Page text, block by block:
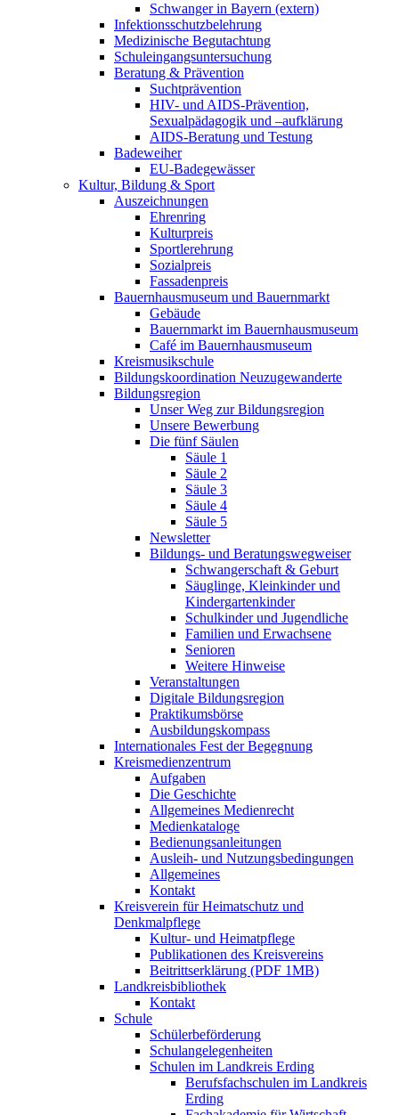
Schwanger in Bayern (extern)
Infektionsschutzbelehrung
Medizinische Begutachtung
Schuleingangsuntersuchung
Beratung & Prävention
Suchtprävention
HIV- und AIDS-Prävention,
Sexualpädagogik und –aufklärung
AIDS-Beratung und Testung
Badeweiher
EU-Badegewässer
Kultur, Bildung & Sport
Auszeichnungen
Ehrenring
Kulturpreis
Sportlerehrung
Sozialpreis
Fassadenpreis
Bauernhausmuseum und Bauernmarkt
Gebäude
Bauernmarkt im Bauernhausmuseum
Café im Bauernhausmuseum
Kreismusikschule
Bildungskoordination Neuzugewanderte
Bildungsregion
Unser Weg zur Bildungsregion
Unsere Bewerbung
Die fünf Säulen
Säule 1
Säule 2
Säule 3
Säule 4
Säule 5
Newsletter
Bildungs- und Beratungswegweiser
Schwangerschaft & Geburt
Säuglinge, Kleinkinder und
Kindergartenkinder
Schulkinder und Jugendliche
Familien und Erwachsene
Senioren
Weitere Hinweise
Veranstaltungen
Digitale Bildungsregion
Praktikumsbörse
Ausbildungskompass
Internationales Fest der Begegnung
Kreismedienzentrum
Aufgaben
Die Geschichte
Allgemeines Medienrecht
Medienkataloge
Bedienungsanleitungen
Ausleih- und Nutzungsbedingungen
Allgemeines
Kontakt
Kreisverein für Heimatschutz und
Denkmalpflege
Kultur- und Heimatpflege
Publikationen des Kreisvereins
Beitrittserklärung (PDF 1MB)
Landkreisbibliothek
Kontakt
Schule
Schülerbeförderung
Schulangelegenheiten
Schulen im Landkreis Erding
Berufsfachschulen im Landkreis
Erding